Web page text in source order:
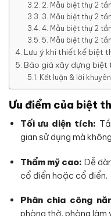
2. Mẫu biệt thự 2
3. Mẫu biệt thự 2
4. Mẫu biệt thự 2
5. Mẫu biệt thự 2
Lưu ý khi thiết kế biệt
Báo giá xây dựng biệt
Kết luận & lời khuyên
Ưu điểm của biệt
Tối ưu diện tích:
gian sử dụng mà
Thẩm mỹ cao: Dễ
cổ điển hoặc cổ điển.
Phân chia công
phòng thờ, phòng làm